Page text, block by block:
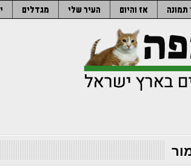
תמונה אז והיום העיר שלי מגדלים